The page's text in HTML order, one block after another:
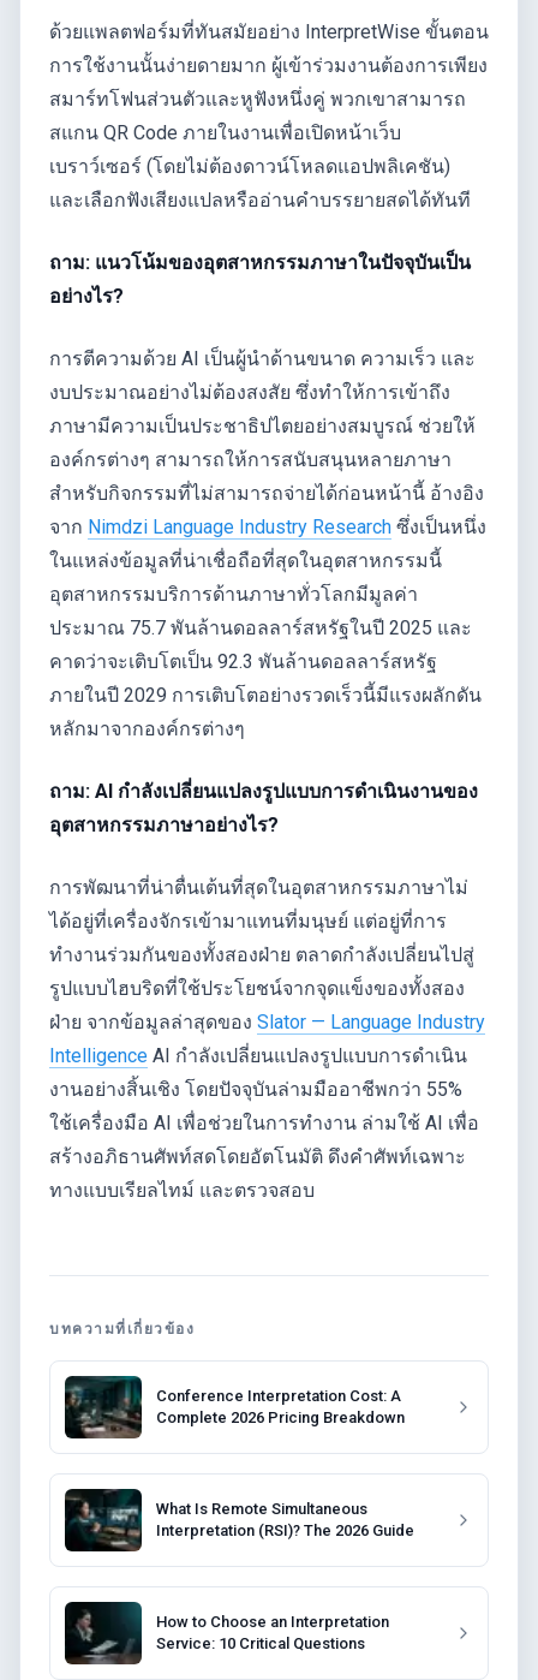
ด้วยแพลตฟอร์มที่ทันสมัยอย่าง InterpretWise ขั้นตอน
การใช้งานนั้นง่ายดายมาก ผู้เข้าร่วมงานต้องการเพียง
สมาร์ทโฟนส่วนตัวและหูฟังหนึ่งคู่ พวกเขาสามารถ
สแกน QR Code ภายในงานเพื่อเปิดหน้าเว็บ
เบราว์เซอร์ (โดยไม่ต้องดาวน์โหลดแอปพลิเคชัน)
และเลือกฟังเสียงแปลหรืออ่านคำบรรยายสดได้ทันที
ถาม: แนวโน้มของอุตสาหกรรมภาษาในปัจจุบันเป็น
อย่างไร?
การตีความด้วย AI เป็นผู้นำด้านขนาด ความเร็ว และ
งบประมาณอย่างไม่ต้องสงสัย ซึ่งทำให้การเข้าถึง
ภาษามีความเป็นประชาธิปไตยอย่างสมบูรณ์ ช่วยให้
องค์กรต่างๆ สามารถให้การสนับสนุนหลายภาษา
สำหรับกิจกรรมที่ไม่สามารถจ่ายได้ก่อนหน้านี้ อ้างอิง
จาก Nimdzi Language Industry Research ซึ่งเป็นหนึ่ง
ในแหล่งข้อมูลที่น่าเชื่อถือที่สุดในอุตสาหกรรมนี้
อุตสาหกรรมบริการด้านภาษาทั่วโลกมีมูลค่า
ประมาณ 75.7 พันล้านดอลลาร์สหรัฐในปี 2025 และ
คาดว่าจะเติบโตเป็น 92.3 พันล้านดอลลาร์สหรัฐ
ภายในปี 2029 การเติบโตอย่างรวดเร็วนี้มีแรงผลักดัน
หลักมาจากองค์กรต่างๆ
ถาม: AI กำลังเปลี่ยนแปลงรูปแบบการดำเนินงานของ
อุตสาหกรรมภาษาอย่างไร?
การพัฒนาที่น่าตื่นเต้นที่สุดในอุตสาหกรรมภาษาไม่
ได้อยู่ที่เครื่องจักรเข้ามาแทนที่มนุษย์ แต่อยู่ที่การ
ทำงานร่วมกันของทั้งสองฝ่าย ตลาดกำลังเปลี่ยนไปสู่
รูปแบบไฮบริดที่ใช้ประโยชน์จากจุดแข็งของทั้งสอง
ฝ่าย จากข้อมูลล่าสุดของ Slator — Language Industry
Intelligence AI กำลังเปลี่ยนแปลงรูปแบบการดำเนิน
งานอย่างสิ้นเชิง โดยปัจจุบันล่ามมืออาชีพกว่า 55%
ใช้เครื่องมือ AI เพื่อช่วยในการทำงาน ล่ามใช้ AI เพื่อ
สร้างอภิธานศัพท์สดโดยอัตโนมัติ ดึงคำศัพท์เฉพาะ
ทางแบบเรียลไทม์ และตรวจสอบ
บทความที่เกี่ยวข้อง
Conference Interpretation Cost: A
Complete 2026 Pricing Breakdown
What Is Remote Simultaneous
Interpretation (RSI)? The 2026 Guide
How to Choose an Interpretation
Service: 10 Critical Questions